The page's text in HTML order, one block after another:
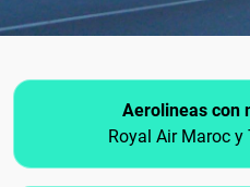
Aerolineas con
Royal Air Maroc